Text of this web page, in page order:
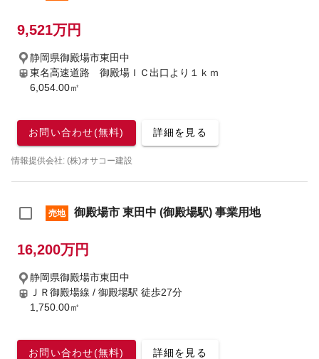
9,521万円
静岡県御殿場市東田中
東名高速道路 御殿場ＩＣ出口より１ｋｍ
6,054.00㎡
お問い合わせ(無料) 詳細を見る
情報提供会社: (株)オサコー建設
売地 御殿場市 東田中 (御殿場駅) 事業用地
16,200万円
静岡県御殿場市東田中
ＪＲ御殿場線 / 御殿場駅 徒歩27分
1,750.00㎡
お問い合わせ(無料) 詳細を見る